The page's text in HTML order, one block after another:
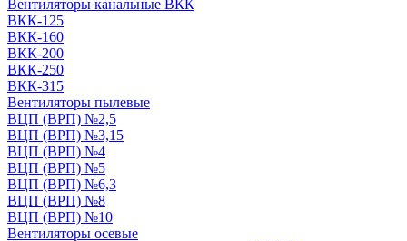
Вентиляторы канальные ВКК
ВКК-125
ВКК-160
ВКК-200
ВКК-250
ВКК-315
Вентиляторы пылевые
ВЦП (ВРП) №2,5
ВЦП (ВРП) №3,15
ВЦП (ВРП) №4
ВЦП (ВРП) №5
ВЦП (ВРП) №6,3
ВЦП (ВРП) №8
ВЦП (ВРП) №10
Вентиляторы осевые